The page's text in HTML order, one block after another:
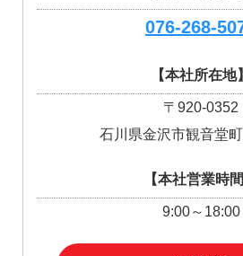
076-268-
【本社所在地】
〒920-0352
石川県金沢市観音堂
【本社営業時間
9:00～18:00